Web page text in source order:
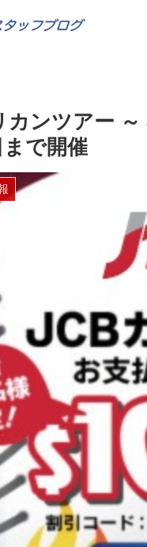
ンツアー
で開催